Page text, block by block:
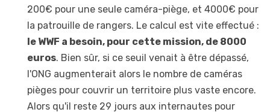
200€ pour une seule caméra-piège, et 4000€ pour
la patrouille de rangers. Le calcul est vite effectué :
le WWF a besoin, pour cette mission, de 8000
euros. Bien sûr, si ce seuil venait à être dépassé,
l'ONG augmenterait alors le nombre de caméras
pièges pour couvrir un territoire plus vaste encore.
Alors qu'il reste 29 jours aux internautes pour